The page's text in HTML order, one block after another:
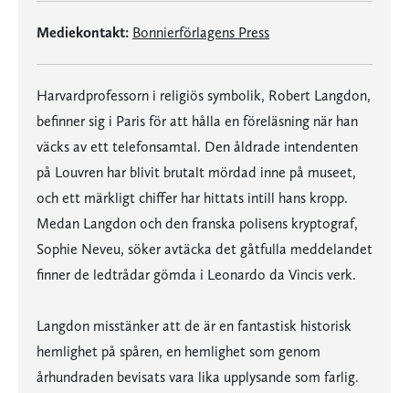
Mediekontakt: Bonnierförlagens Press
Harvardprofessorn i religiös symbolik, Robert Langdon,
befinner sig i Paris för att hålla en föreläsning när han
väcks av ett telefonsamtal. Den åldrade intendenten
på Louvren har blivit brutalt mördad inne på museet,
och ett märkligt chiffer har hittats intill hans kropp.
Medan Langdon och den franska polisens kryptograf,
Sophie Neveu, söker avtäcka det gåtfulla meddelandet
finner de ledtrådar gömda i Leonardo da Vincis verk.
Langdon misstänker att de är en fantastisk historisk
hemlighet på spåren, en hemlighet som genom
århundraden bevisats vara lika upplysande som farlig.